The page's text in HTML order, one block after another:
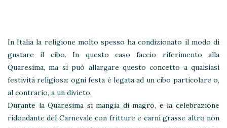
In Italia la religione molto spesso ha condizionato il modo di
gustare il cibo. In questo caso faccio riferimento alla
Quaresima, ma si può allargare questo concetto a qualsiasi
festività religiosa: ogni festa è legata ad un cibo particolare o,
al contrario, a un divieto.
Durante la Quaresima si mangia di magro, e la celebrazione
ridondante del Carnevale con fritture e carni grasse altro non